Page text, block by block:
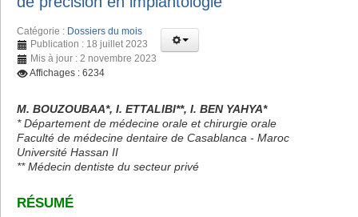
Catégorie : Dossiers du mois
Publication : 18 juillet 2023
Mis à jour : 2 novembre 2023
Affichages : 6234
M. BOUZOUBAA*, I. ETTALIBI**, I. BEN YAHYA*
* Département de médecine orale et chirurgie orale
Faculté de médecine dentaire de Casablanca - Maroc
Université Hassan II
** Médecin dentiste du secteur privé
RÉSUMÉ